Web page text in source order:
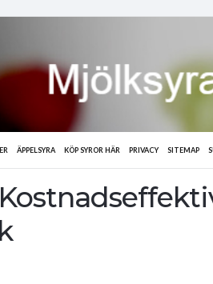
ÄPPELSYRA KÖP SYROR HÄR PRIVACY SITEMAP